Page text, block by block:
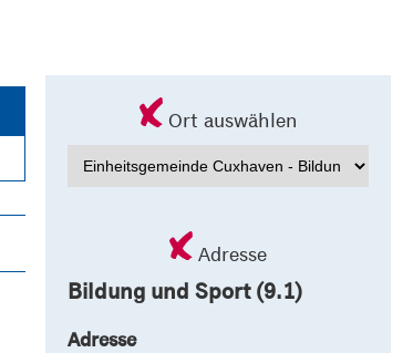
Ort auswählen
Adresse
Bildung und Sport (9.1)
Adresse